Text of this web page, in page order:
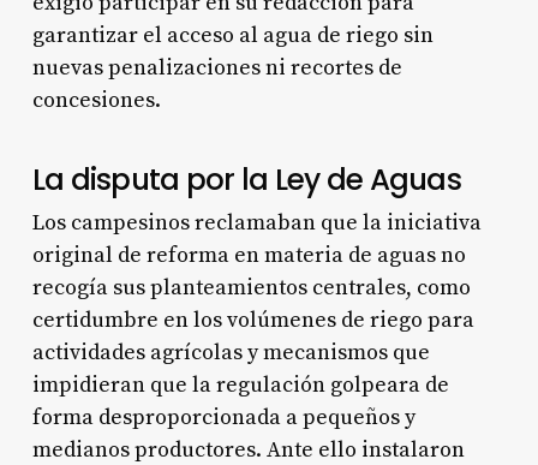
garantizar el acceso al agua de riego sin
nuevas penalizaciones ni recortes de
concesiones.
La disputa por la Ley de Aguas
Los campesinos reclamaban que la iniciativa
original de reforma en materia de aguas no
recogía sus planteamientos centrales, como
certidumbre en los volúmenes de riego para
actividades agrícolas y mecanismos que
impidieran que la regulación golpeara de
forma desproporcionada a pequeños y
medianos productores. Ante ello instalaron